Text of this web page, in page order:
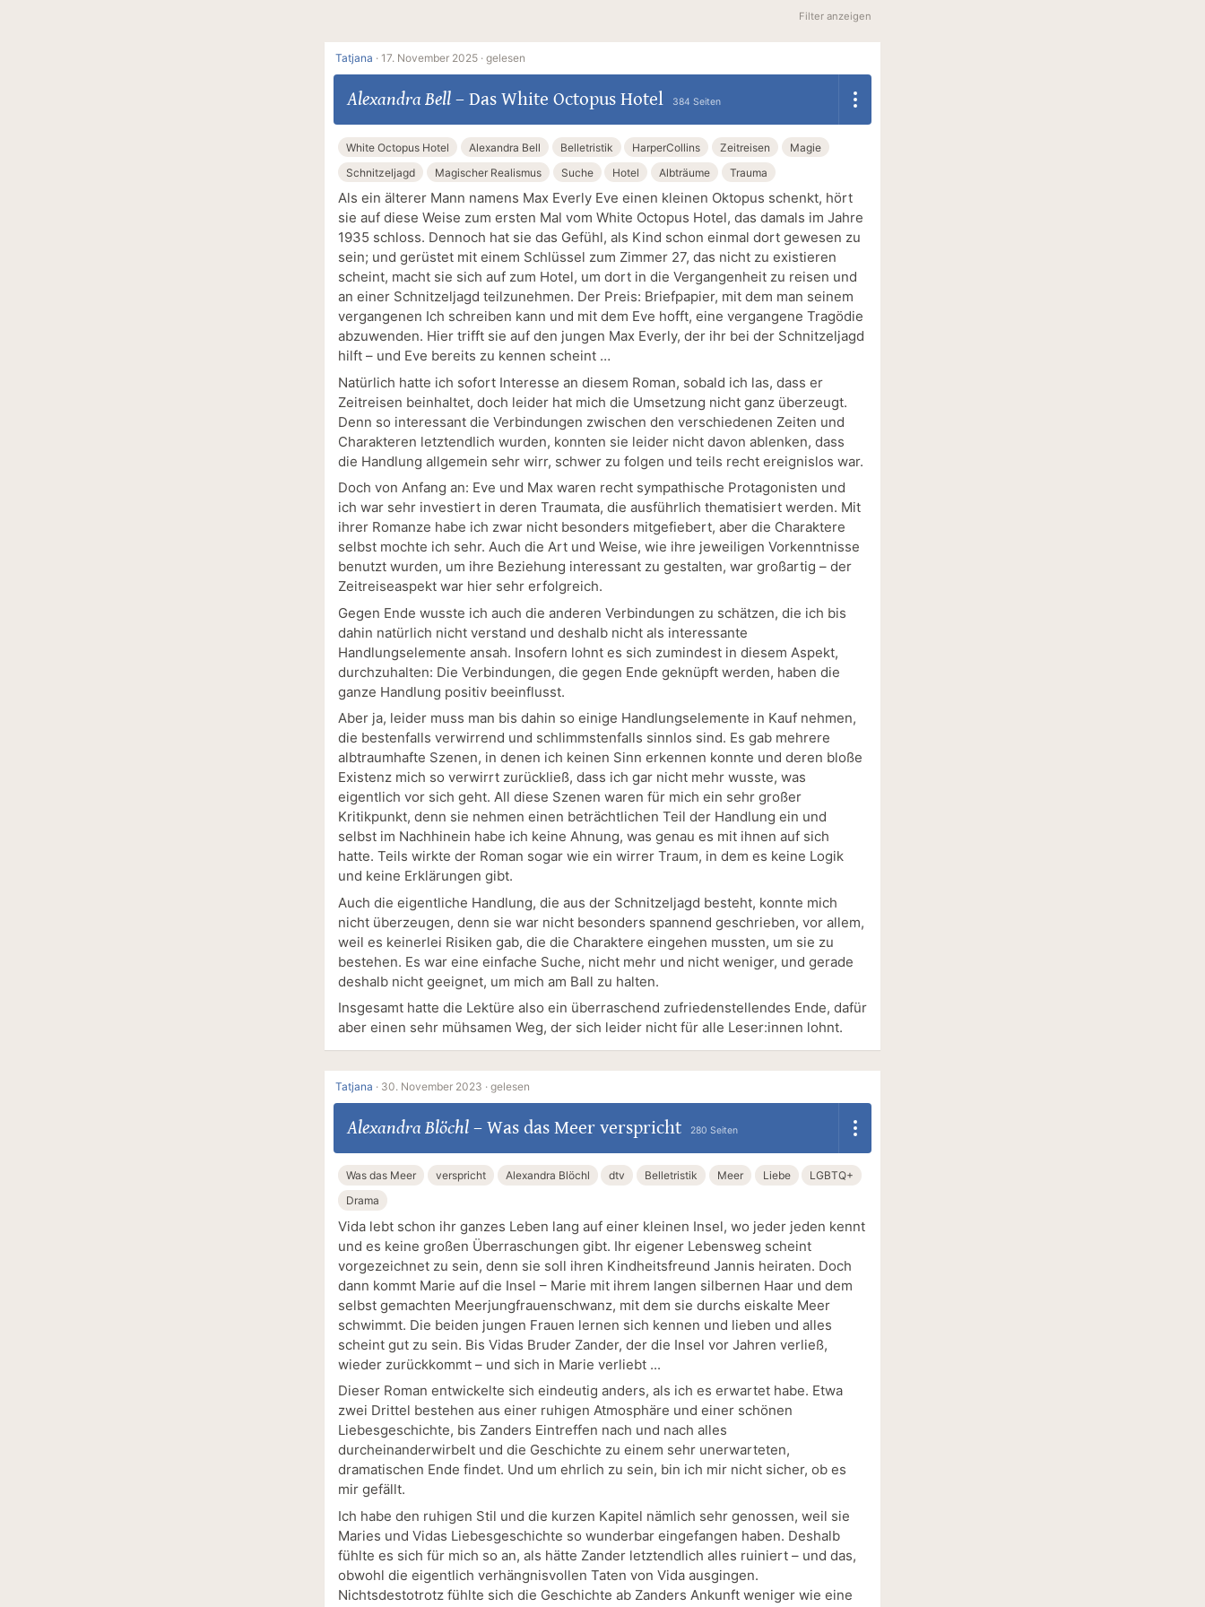
Filter anzeigen
Tatjana · 17. November 2025 · gelesen
Alexandra Bell– Das White Octopus Hotel 384 Seiten
White Octopus Hotel Alexandra Bell Belletristik HarperCollins Zeitreisen
Magie
Schnitzeljagd
Magischer Realismus Suche Hotel Albträume Trauma
Als ein älterer Mann namens Max Everly Eve einen kleinen Oktopus schenkt, hört
sie auf diese Weise zum ersten Mal vom White Octopus Hotel, das damals im Jahre
1935 schloss. Dennoch hat sie das Gefühl, als Kind schon einmal dort gewesen zu
sein; und gerüstet mit einem Schlüssel zum Zimmer 27, das nicht zu existieren
scheint, macht sie sich auf zum Hotel, um dort in die Vergangenheit zu reisen und
an einer Schnitzeljagd teilzunehmen. Der Preis: Briefpapier, mit dem man seinem
vergangenen Ich schreiben kann und mit dem Eve hofft, eine vergangene Tragödie
abzuwenden. Hier trifft sie auf den jungen Max Everly, der ihr bei der Schnitzeljagd
hilft – und Eve bereits zu kennen scheint …
Natürlich hatte ich sofort Interesse an diesem Roman, sobald ich las, dass er
Zeitreisen beinhaltet, doch leider hat mich die Umsetzung nicht ganz überzeugt.
Denn so interessant die Verbindungen zwischen den verschiedenen Zeiten und
Charakteren letztendlich wurden, konnten sie leider nicht davon ablenken, dass
die Handlung allgemein sehr wirr, schwer zu folgen und teils recht ereignislos war.
Doch von Anfang an: Eve und Max waren recht sympathische Protagonisten und
ich war sehr investiert in deren Traumata, die ausführlich thematisiert werden. Mit
ihrer Romanze habe ich zwar nicht besonders mitgefiebert, aber die Charaktere
selbst mochte ich sehr. Auch die Art und Weise, wie ihre jeweiligen Vorkenntnisse
benutzt wurden, um ihre Beziehung interessant zu gestalten, war großartig – der
Zeitreiseaspekt war hier sehr erfolgreich.
Gegen Ende wusste ich auch die anderen Verbindungen zu schätzen, die ich bis
dahin natürlich nicht verstand und deshalb nicht als interessante
Handlungselemente ansah. Insofern lohnt es sich zumindest in diesem Aspekt,
durchzuhalten: Die Verbindungen, die gegen Ende geknüpft werden, haben die
ganze Handlung positiv beeinflusst.
Aber ja, leider muss man bis dahin so einige Handlungselemente in Kauf nehmen,
die bestenfalls verwirrend und schlimmstenfalls sinnlos sind. Es gab mehrere
albtraumhafte Szenen, in denen ich keinen Sinn erkennen konnte und deren bloße
Existenz mich so verwirrt zurückließ, dass ich gar nicht mehr wusste, was
eigentlich vor sich geht. All diese Szenen waren für mich ein sehr großer
Kritikpunkt, denn sie nehmen einen beträchtlichen Teil der Handlung ein und
selbst im Nachhinein habe ich keine Ahnung, was genau es mit ihnen auf sich
hatte. Teils wirkte der Roman sogar wie ein wirrer Traum, in dem es keine Logik
und keine Erklärungen gibt.
Auch die eigentliche Handlung, die aus der Schnitzeljagd besteht, konnte mich
nicht überzeugen, denn sie war nicht besonders spannend geschrieben, vor allem,
weil es keinerlei Risiken gab, die die Charaktere eingehen mussten, um sie zu
bestehen. Es war eine einfache Suche, nicht mehr und nicht weniger, und gerade
deshalb nicht geeignet, um mich am Ball zu halten.
Insgesamt hatte die Lektüre also ein überraschend zufriedenstellendes Ende, dafür
aber einen sehr mühsamen Weg, der sich leider nicht für alle Leser:innen lohnt.
Tatjana · 30. November 2023 · gelesen
Alexandra Blöchl– Was das Meer verspricht 280 Seiten
Was das Meer verspricht Alexandra Blöchl dtv Belletristik Meer Liebe
LGBTQ+
Drama
Vida lebt schon ihr ganzes Leben lang auf einer kleinen Insel, wo jeder jeden kennt
und es keine großen Überraschungen gibt. Ihr eigener Lebensweg scheint
vorgezeichnet zu sein, denn sie soll ihren Kindheitsfreund Jannis heiraten. Doch
dann kommt Marie auf die Insel – Marie mit ihrem langen silbernen Haar und dem
selbst gemachten Meerjungfrauenschwanz, mit dem sie durchs eiskalte Meer
schwimmt. Die beiden jungen Frauen lernen sich kennen und lieben und alles
scheint gut zu sein. Bis Vidas Bruder Zander, der die Insel vor Jahren verließ,
wieder zurückkommt – und sich in Marie verliebt ...
Dieser Roman entwickelte sich eindeutig anders, als ich es erwartet habe. Etwa
zwei Drittel bestehen aus einer ruhigen Atmosphäre und einer schönen
Liebesgeschichte, bis Zanders Eintreffen nach und nach alles
durcheinanderwirbelt und die Geschichte zu einem sehr unerwarteten,
dramatischen Ende findet. Und um ehrlich zu sein, bin ich mir nicht sicher, ob es
mir gefällt.
Ich habe den ruhigen Stil und die kurzen Kapitel nämlich sehr genossen, weil sie
Maries und Vidas Liebesgeschichte so wunderbar eingefangen haben. Deshalb
fühlte es sich für mich so an, als hätte Zander letztendlich alles ruiniert – und das,
obwohl die eigentlich verhängnisvollen Taten von Vida ausgingen.
Nichtsdestotrotz fühlte sich die Geschichte ab Zanders Ankunft weniger wie eine